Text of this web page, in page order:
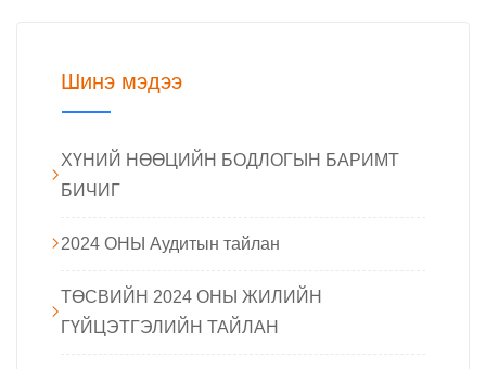
Шинэ мэдээ
ХҮНИЙ НӨӨЦИЙН БОДЛОГЫН БАРИМТ
БИЧИГ
2024 ОНЫ Аудитын тайлан
ТӨСВИЙН 2024 ОНЫ ЖИЛИЙН
ГҮЙЦЭТГЭЛИЙН ТАЙЛАН